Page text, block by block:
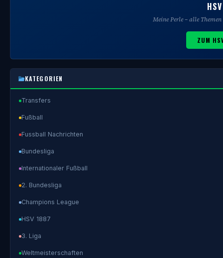
Meine Perle – alle
ZUM
KATEGORIEN
Transfers
Fußball
Fussball Nachrichten
Bundesliga
Internationaler Fußball
2. Bundesliga
Champions League
HSV 1887
3. Liga
Weltmeisterschaften